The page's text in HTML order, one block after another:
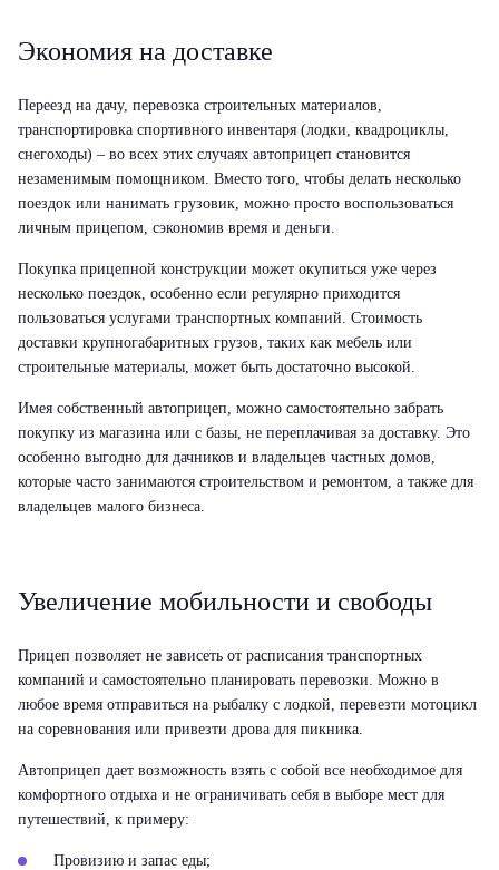
Экономия на доставке
Переезд на дачу, перевозка строительных материалов,
транспортировка спортивного инвентаря (лодки, квадроциклы,
снегоходы) – во всех этих случаях автоприцеп становится
незаменимым помощником. Вместо того, чтобы делать несколько
поездок или нанимать грузовик, можно просто воспользоваться
личным прицепом, сэкономив время и деньги.
Покупка прицепной конструкции может окупиться уже через
несколько поездок, особенно если регулярно приходится
пользоваться услугами транспортных компаний. Стоимость
доставки крупногабаритных грузов, таких как мебель или
строительные материалы, может быть достаточно высокой.
Имея собственный автоприцеп, можно самостоятельно забрать
покупку из магазина или с базы, не переплачивая за доставку. Это
особенно выгодно для дачников и владельцев частных домов,
которые часто занимаются строительством и ремонтом, а также для
владельцев малого бизнеса.
Увеличение мобильности и свободы
Прицеп позволяет не зависеть от расписания транспортных
компаний и самостоятельно планировать перевозки. Можно в
любое время отправиться на рыбалку с лодкой, перевезти мотоцикл
на соревнования или привезти дрова для пикника.
Автоприцеп дает возможность взять с собой все необходимое для
комфортного отдыха и не ограничивать себя в выборе мест для
путешествий, к примеру:
Провизию и запас еды;